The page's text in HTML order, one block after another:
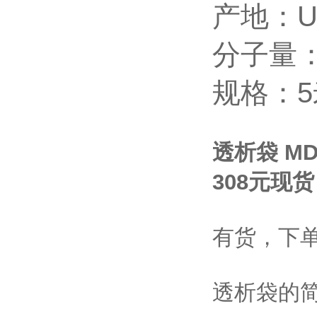
产地：
分子量
规格：
透析袋
308元现货
有货，下
透析袋的